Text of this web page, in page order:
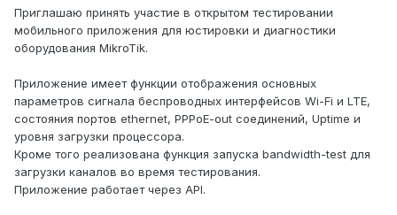
Приглашаю принять участие в открытом тестировании
мобильного приложения для юстировки и диагностики
оборудования MikroTik.
Приложение имеет функции отображения основных
параметров сигнала беспроводных интерфейсов Wi-Fi и LTE,
состояния портов ethernet, PPPoE-out соединений, Uptime и
уровня загрузки процессора.
Кроме того реализована функция запуска bandwidth-test для
загрузки каналов во время тестирования.
Приложение работает через API.